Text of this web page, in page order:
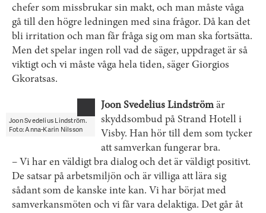
chefer som missbrukar sin makt, och man måste våga
gå till den högre ledningen med sina frågor. Då kan det
bli irritation och man får fråga sig om man ska fortsätta.
Men det spelar ingen roll vad de säger, uppdraget är så
viktigt och vi måste våga hela tiden, säger Giorgios
Gkoratsas.
Joon Svedelius Lindström.
Foto: Anna-Karin Nilsson
Joon Svedelius Lindström är
skyddsombud på Strand Hotell i
Visby. Han hör till dem som tycker
att samverkan fungerar bra.
– Vi har en väldigt bra dialog och det är väldigt positivt.
De satsar på arbetsmiljön och är villiga att lära sig
sådant som de kanske inte kan. Vi har börjat med
samverkans­möten och vi får vara delaktiga. Det går åt